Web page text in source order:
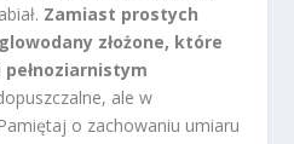
Zamiast prostych
złożone, które
ale w
o zachowaniu umiaru